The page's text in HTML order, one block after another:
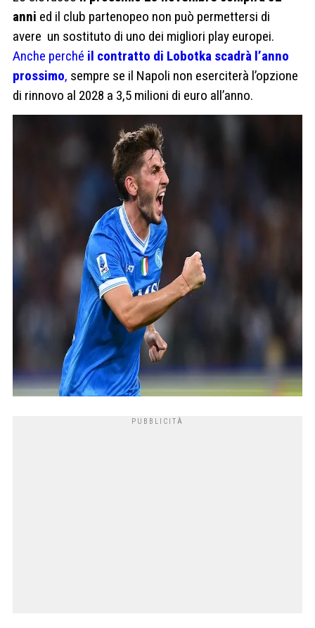
anni ed il club partenopeo non può permettersi di
avere un sostituto di uno dei migliori play europei.
Anche perché il contratto di Lobotka scadrà l’anno
prossimo, sempre se il Napoli non eserciterà l’opzione
di rinnovo al 2028 a 3,5 milioni di euro all’anno.